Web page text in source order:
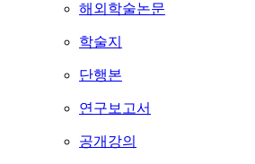
해외학술논문
학술지
단행본
연구보고서
공개강의